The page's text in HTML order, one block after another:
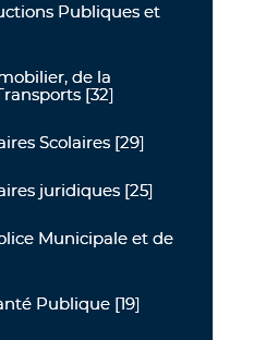
et Architecture
Publiques et
la logistique et des Transports
de la
[32]
Scolaires [29]
juridiques [25]
et de la Prévention
Municipale et de
Publique [19]